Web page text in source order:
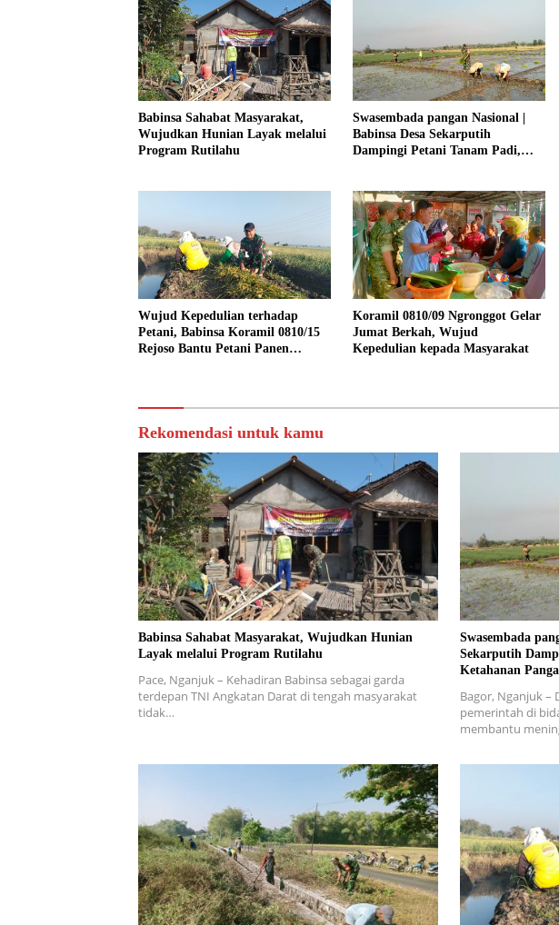
Babinsa Sahabat Masyarakat,
Wujudkan Hunian Layak melalui
Program Rutilahu
Swasembada pangan Nasional |
Babinsa Desa Sekarputih
Dampingi Petani Tanam Padi,
Wujud Kepedulian terhadap
Petani, Babinsa Koramil 0810/15
Rejoso Bantu Petani Panen
Koramil 0810/09 Ngronggot Gelar
Jumat Berkah, Wujud
Kepedulian kepada Masyarakat
Rekomendasi untuk kamu
Babinsa Sahabat Masyarakat, Wujudkan Hunian
Layak melalui Program Rutilahu
Pace, Nganjuk – Kehadiran Babinsa sebagai garda
terdepan TNI Angkatan Darat di tengah masyarakat
tidak…
Swasembada
Sekarputih
Ketahanan
Bagor, Nganjuk –
pemerintah di
membantu